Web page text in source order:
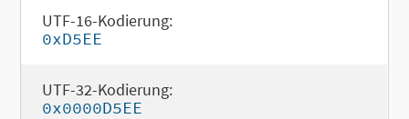
UTF-16-Kodierung:
0xD5EE
UTF-32-Kodierung:
0x0000D5EE